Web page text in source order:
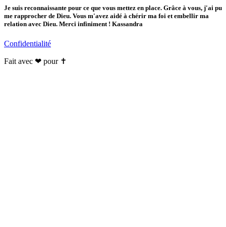
Je suis reconnaissante pour ce que vous mettez en place. Grâce à vous, j'ai pu
me rapprocher de Dieu. Vous m'avez aidé à chérir ma foi et embellir ma
relation avec Dieu. Merci infiniment ! Kassandra
Confidentialité
Fait avec ❤ pour ✝️️